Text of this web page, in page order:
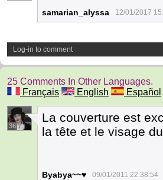
samarian_alyssa 12/01/2017
Log-in to comment
25 Comments In Other Languages.
Français
English Español
36
La couverture est
la tête et le visage
Byabya~~♥ 09/01/2011 22:38:54